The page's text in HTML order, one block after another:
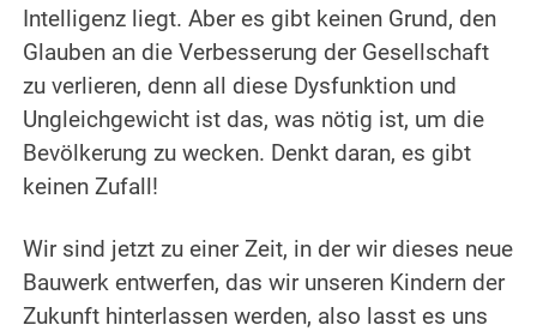
Intelligenz liegt. Aber es gibt keinen Grund, den
Glauben an die Verbesserung der Gesellschaft
zu verlieren, denn all diese Dysfunktion und
Ungleichgewicht ist das, was nötig ist, um die
Bevölkerung zu wecken. Denkt daran, es gibt
keinen Zufall!
Wir sind jetzt zu einer Zeit, in der wir dieses neue
Bauwerk entwerfen, das wir unseren Kindern der
Zukunft hinterlassen werden, also lasst es uns